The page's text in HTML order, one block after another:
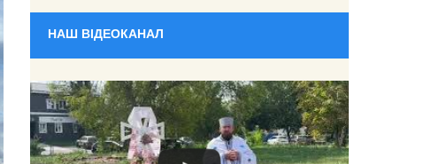
НАШ ВІДЕОКАНАЛ